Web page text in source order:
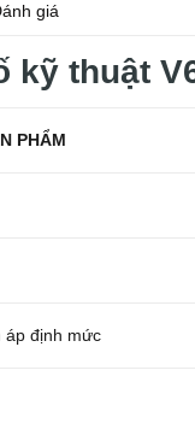
giá
kỹ thuật
PHẨM
áp định mức